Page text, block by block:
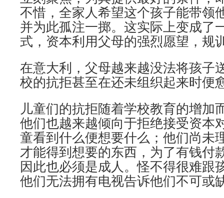
不惜，全家人希望这个孩子能带领
并为此孤注一掷。这实际上变成了
式，资本利用父母的强烈愿望，规
在意大利，父母越来越没法将孩子
校的抗拒甚至在还未组织起来时便
儿童们的抗拒随着学校教育的增加
他们也越来越倾向于拒绝接受资本
童看到什么便想要什么；他们尚未
才能得到想要的东西，为了有钱付
因此也必须是成人。怪不得很难跟
他们无法拥有电视告诉他们不可或